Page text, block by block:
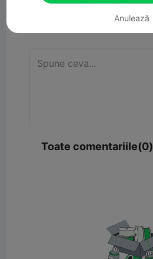
Toate comentariile(0)
Anulează